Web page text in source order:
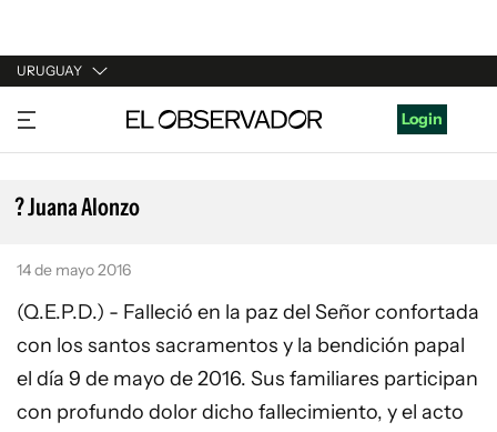
URUGUAY
URUGUAY
ARGENTINA
ESPAÑA
Login
? Juana Alonzo
14 de mayo 2016
(Q.E.P.D.) - Falleció en la paz del Señor confortada
con los santos sacramentos y la bendición papal
el día 9 de mayo de 2016. Sus familiares participan
con profundo dolor dicho fallecimiento, y el acto